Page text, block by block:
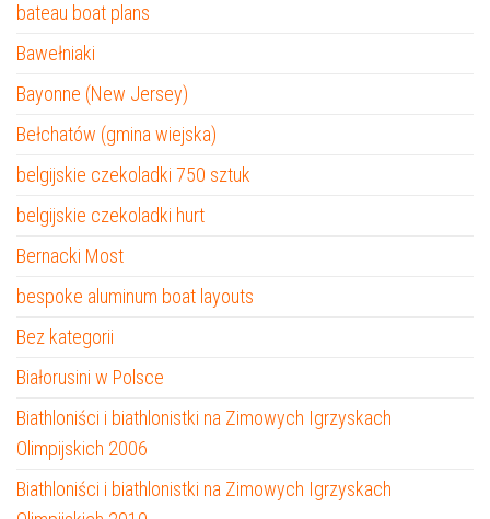
bateau boat plans
Bawełniaki
Bayonne (New Jersey)
Bełchatów (gmina wiejska)
belgijskie czekoladki 750 sztuk
belgijskie czekoladki hurt
Bernacki Most
bespoke aluminum boat layouts
Bez kategorii
Białorusini w Polsce
Biathloniści i biathlonistki na Zimowych Igrzyskach
Olimpijskich 2006
Biathloniści i biathlonistki na Zimowych Igrzyskach